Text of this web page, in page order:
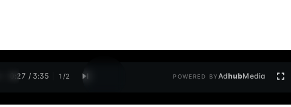
0:28 / 3:35 1 /2 POWERED BYAdhubMedia